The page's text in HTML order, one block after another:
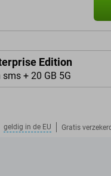
Edition
+ 20 GB 5G
geldig in de EU Gratis